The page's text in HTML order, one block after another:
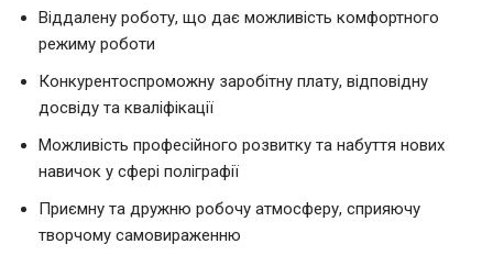
Віддалену роботу, що дає можливість комфортного
режиму роботи
Конкурентоспроможну заробітну плату, відповідну
досвіду та кваліфікації
Можливість професійного розвитку та набуття нових
навичок у сфері поліграфії
Приємну та дружню робочу атмосферу, сприяючу
творчому самовираженню